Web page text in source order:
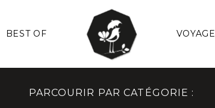
BEST OF VOYAGE
PARCOURIR PAR CATÉGORIE :